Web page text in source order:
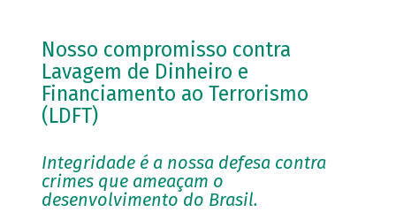
Nosso compromisso contra
Lavagem de Dinheiro e
Financiamento ao Terrorismo
(LDFT)
Integridade é a nossa defesa contra
crimes que ameaçam o
desenvolvimento do Brasil.